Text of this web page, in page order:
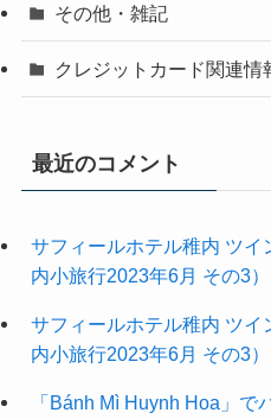
その他・雑記
クレジットカード関連情
最近のコメント
サフィールホテル稚内 ツ
内小旅行2023年6月 その3）
サフィールホテル稚内 ツ
内小旅行2023年6月 その3）
「Bánh Mì Huynh Hoa」で